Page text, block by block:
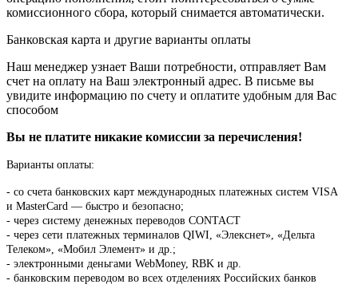
комиссионного сбора, который снимается автоматически.
Банковская карта и другие варианты оплаты
Наш менеджер узнает Ваши потребности, отправляет Вам
счет на оплату на Ваш электронный адрес. В письме вы
увидите информацию по счету и оплатите удобным для Вас
способом
Вы не платите никакие комиссии за перечисления!
Варианты оплаты:
- со счета банковских карт международных платежных систем VISA
и MasterCard — быстро и безопасно;
- через систему денежных переводов CONTACT
- через сети платежных терминалов QIWI, «Элекснет», «Дельта
Телеком», «Мобил Элемент» и др.;
- электронными деньгами WebMoney, RBK и др.
- банковским переводом во всех отделениях Российских банков